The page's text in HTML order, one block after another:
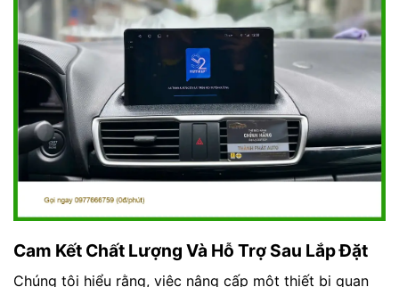
Cam Kết Chất Lượng Và Hỗ Trợ Sau Lắp Đặt
Chúng tôi hiểu rằng, việc nâng cấp một thiết bị quan